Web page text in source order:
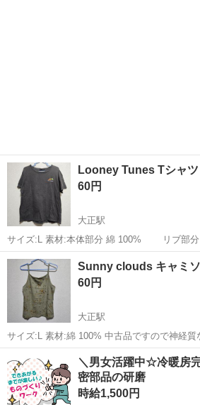
Looney Tunes Tシャツ
60円
大正駅
サイズ:L 素材:本体部分 綿 100% リブ部分 綿 100% 全体的に色褪
せております 中古品ですので神経質な方はご
大阪 大阪市 服/ファッショ
Sunny clouds キャミ
60円
大正駅
サイズ:L 素材:綿 100% 中古品ですので神経質な方はご遠慮くださいま
せ
大正駅 服/ファッショ
＼男女活躍中☆冷暖房
密部品の研磨
時給1,500円